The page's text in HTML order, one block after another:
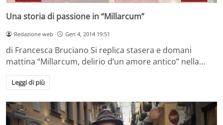
Una storia di passione in “Millarcum”
Redazione web Gen 4, 2014 19:51
di Francesca Bruciano Si replica stasera e domani
mattina “Millarcum, delirio d’un amore antico” nella…
Leggi di più